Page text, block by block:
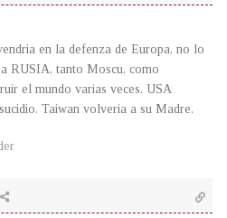
en la defenza de Europa, no lo
RUSIA, tanto Moscu, como
el mundo varias veces. USA
Taiwan volveria a su Madre.